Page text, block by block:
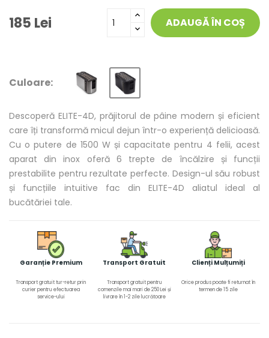
185 Lei ADAUGĂ ÎN COȘ
Culoare:
Descoperă ELITE-4D, prăjitorul de pâine modern și eficient
care îți transformă micul dejun într-o experiență delicioasă.
Cu o putere de 1500 W și capacitate pentru 4 felii, acest
aparat din inox oferă 6 trepte de încălzire și funcții
prestabilite pentru rezultate perfecte. Design-ul său robust
și funcțiile intuitive fac din ELITE-4D aliatul ideal al
bucătăriei tale.
Garanție Premium
Transport gratuit tur-retur prin
curier pentru efectuarea
service-ului
Transport Gratuit
Transport gratuit pentru
comenzile mai mari de 250 Lei și
livrare în 1-2 zile lucrătoare
Clienți Mulțumiți
Orice produs poate fi returnat în
termen de 15 zile